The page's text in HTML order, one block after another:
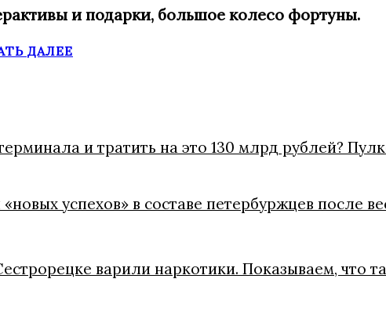
и подарки, большое колесо фортуны.
ДАЛЕЕ
и тратить на это 130 млрд рублей?
успехов» в составе петербуржцев после
варили наркотики. Показываем, что